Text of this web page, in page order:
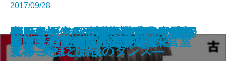
ヴァチカン図書館の裏蔵書 聖杯
伝説
凜と咲きて―花の剣士 凜―
夜と会う。II―喫茶店の僕と孤独
の森の魔獣―
八万遠
もってけ屋敷と僕の読書日記
島津戦記〔二〕
甦る殺人者―天久鷹央の事件カル
テ―
彼女を愛した遺伝子
ジュンのための6つの小曲
使用人探偵シズカ―横濱異人館殺
人事件―
2017/09/28
R.E.D. 警察庁特殊防犯対策官室
ヴァチカン図書館の裏蔵書
オークブリッジ邸の笑わない貴婦
人3―奥様と最後のダンス―
夜と会う。―放課後の僕と廃墟の
死神―
島津戦記〔一〕
モノクロの君に恋をする
100回泣いても変わらないので恋
することにした。
おまえのすべてが燃え上がる
かぜまち美術館の謎便り
カカノムモノ